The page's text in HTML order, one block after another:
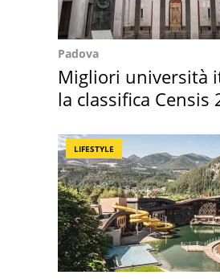
Padova
Migliori università
la classifica Censis
LIFESTYLE